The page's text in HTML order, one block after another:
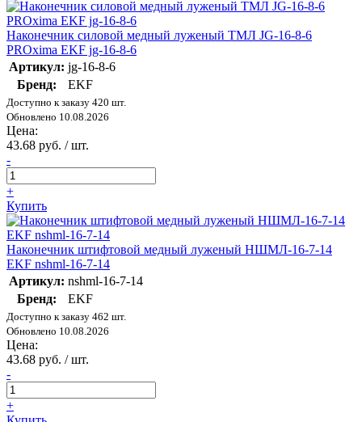
Наконечник силовой медный луженый ТМЛ JG-16-8-6
PROxima EKF jg-16-8-6
Артикул: jg-16-8-6
Бренд:
EKF
Доступно к заказу 420 шт.
Обновлено 10.08.2026
Цена:
43.68 руб. / шт.
-
+
Купить
Наконечник штифтовой медный луженый НШМЛ-16-7-14
EKF nshml-16-7-14
Артикул: nshml-16-7-14
Бренд:
EKF
Доступно к заказу 462 шт.
Обновлено 10.08.2026
Цена:
43.68 руб. / шт.
-
+